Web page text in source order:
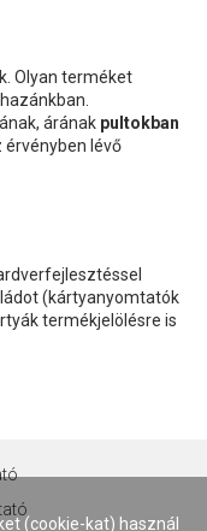
Olyan terméket
árának pultokban
lévő
(kártyanyomtatók
termékjelölésre is
(cookie-kat) használ